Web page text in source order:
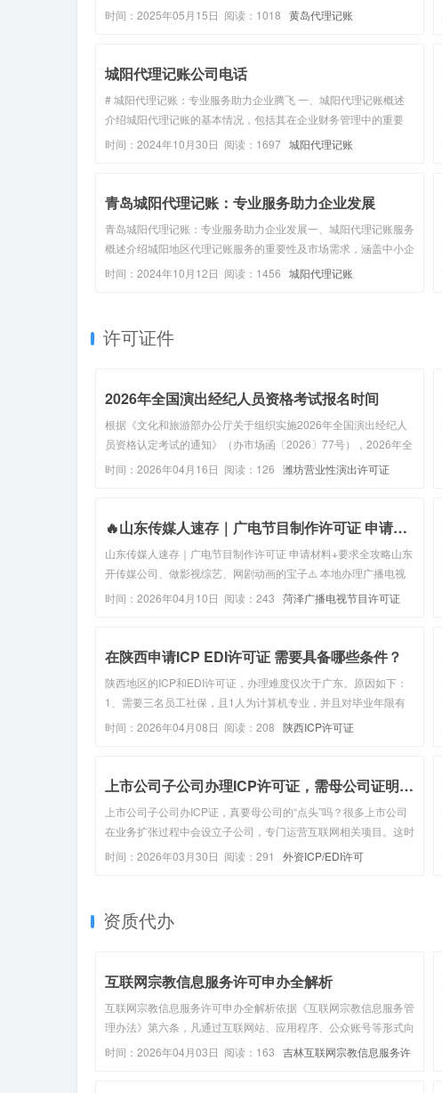
过后提交材料，预审通过后按Y约时间去工商局递交申请。然后就
时间：2025年05月15日 阅读：1018 黄岛代理记账
城阳代理记账公司电话
# 城阳代理记账：专业服务助力企业腾飞 一、城阳代理记账概述
介绍城阳代理记账的基本情况，包括其在企业财务管理中的重要
性。二、代理记账流程 （一）市场调研与选择服务提供商讲述了
时间：2024年10月30日 阅读：1697 城阳代理记账
青岛城阳代理记账：专业服务助力企业发展
青岛城阳代理记账：专业服务助力企业发展一、城阳代理记账服务
概述介绍城阳地区代理记账服务的重要性及市场需求，涵盖中小企
业对专业财税服务的依赖。二、代理记账流程详解（一）市场调研
时间：2024年10月12日 阅读：1456 城阳代理记账
许可证件
2026年全国演出经纪人员资格考试报名时间
根据《文化和旅游部办公厅关于组织实施2026年全国演出经纪人
员资格认定考试的通知》（办市场函〔2026〕77号），2026年全
国演出经纪人员资格认定考试定于2026年5月30日举行。一、报
时间：2026年04月16日 阅读：126 潍坊营业性演出许可证
🔥山东传媒人速存｜广电节目制作许可证 申请材料+要...
山东传媒人速存｜广电节目制作许可证 申请材料+要求全攻略山东
开传媒公司、做影视综艺、网剧动画的宝子⚠️ 本地办理广播电视
节目制作经营许可证，材料、要求一次性讲透，照着准备不跑空、
时间：2026年04月10日 阅读：243 菏泽广播电视节目许可证
在陕西申请ICP EDI许可证 需要具备哪些条件？
陕西地区的ICP和EDI许可证，办理难度仅次于广东。原因如下：
1、需要三名员工社保，且1人为计算机专业，并且对毕业年限有
要求。2、抽查制，尤其是西安的，通管局有抽查机制，主要看员
时间：2026年04月08日 阅读：208 陕西ICP许可证
上市公司子公司办理ICP许可证，需母公司证明吗？
上市公司子公司办ICP证，真要母公司的“点头”吗？很多上市公司
在业务扩张过程中会设立子公司，专门运营互联网相关项目。这时
候问题就来了：子公司想申请ICP许可证，到底要不要母公司出证
时间：2026年03月30日 阅读：291 外资ICP/EDI许可
资质代办
互联网宗教信息服务许可申办全解析
互联网宗教信息服务许可申办全解析依据《互联网宗教信息服务管
理办法》第六条，凡通过互联网站、应用程序、公众账号等形式向
社会公众提供宗教教义、文化、活动等信息服务，均须取得《互联
时间：2026年04月03日 阅读：163 吉林互联网宗教信息服务许